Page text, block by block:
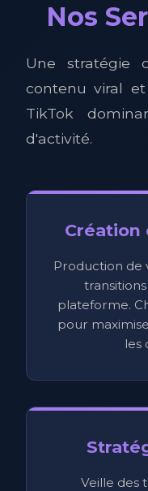
Nos
Une stratégie
contenu viral
TikTok
d'activité.
Création
Production de
plateforme.
pour
les
Veille des